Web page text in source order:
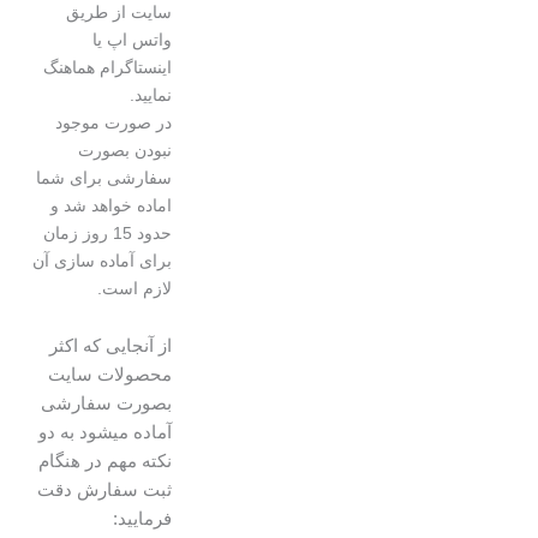
سایت از طریق
واتس اپ یا
اینستاگرام هماهنگ
در صورت موجود
نبودن بصورت
سفارشی برای شما
اماده خواهد شد و
حدود 15 روز زمان
برای آماده سازی آن
لازم است.
از آنجایی که اکثر
محصولات سایت
بصورت سفارشی
آماده میشود به دو
نکته مهم در هنگام
ثبت سفارش دقت
فرمایید: